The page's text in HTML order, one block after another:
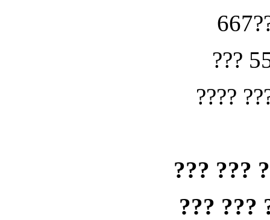
???
????
??? ???
??? ???